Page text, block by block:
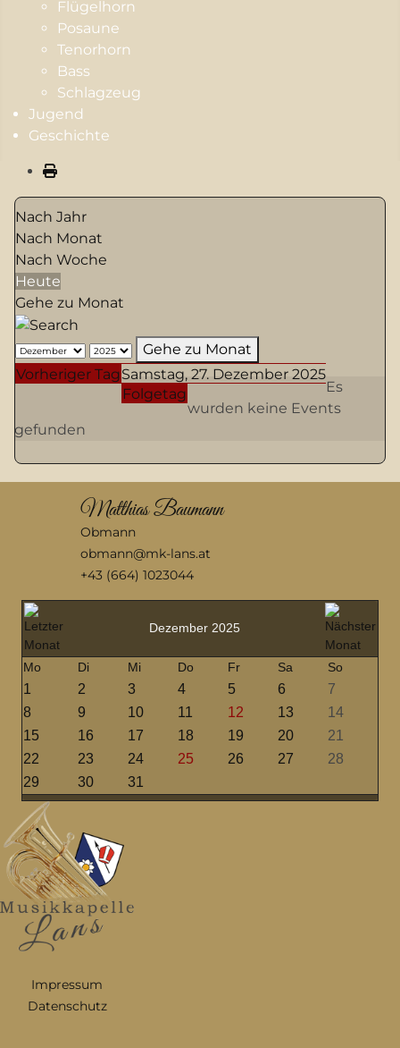
Flügelhorn
Posaune
Tenorhorn
Bass
Schlagzeug
Jugend
Geschichte
Nach Jahr
Nach Monat
Nach Woche
Heute
Gehe zu Monat
Gehe zu Monat
Vorheriger TagSamstag, 27. Dezember 2025
Folgetag
Es
wurden keine Events
gefunden
Matthias Baumann
Obmann
obmann@mk-lans.at
+43 (664) 1023044
Dezember 2025
Mo Di Mi Do Fr Sa So
1 2 3 4 5 6
7
8
9 10 11 12 13
14
15
16 17 18 19 20
21
22
23 24 25 26 27
28
29
30 31
Impressum
Datenschutz